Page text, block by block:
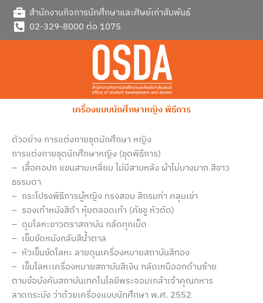
content
สำนักงานกิจการนักศึกษาและศิษย์เก่าสัมพันธ์
02-329-8000 ต่อ 1075
เครื่องแบบนักศึกษาหญิง พิธีการ
ตัวอย่าง การแต่งกายชุดนักศึกษา หญิง
การแต่งกายชุดนักศึกษาหญิง (ชุดพิธีการ)
– เสื้อคอปก แขนสามเหลี่ยม ไม่มีสาบหลัง ผ้าไม่บางมาก สีขาว
ธรรมดา
– กระโปรงพิธีการผู้หญิง ทรงสอบ สีกรมท่า คลุมเข่า
– รองเท้าหนังสีดำ หุ้มตลอดเท้า (คัชชู หัวตัด)
– ดุมโลหะขาวตราสถาบัน กลัดทุกเม็ด
– เข็มขัดหนังกลับสีน้ำตาล
– หัวเข็มขัดโลหะ ลายดุนเครื่องหมายสถาบันสีทอง
– เข็มโลหะเครื่องหมายสถาบันสีเงิน กลัดเหนืออกด้านซ้าย
ตามข้อบังคับสถาบันเทคโนโลยีพระจอมเกล้าเจ้าคุณทหาร
ลาดกระบัง ว่าด้วยเครื่องแบบนักศึกษา พ.ศ. 2552